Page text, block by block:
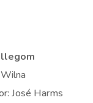
José Harms